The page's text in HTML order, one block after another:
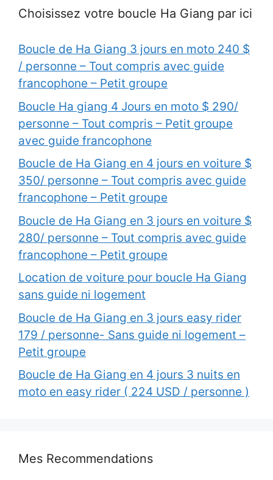
Choisissez votre boucle Ha Giang par ici
Boucle de Ha Giang 3 jours en moto 240 $
/ personne – Tout compris avec guide
francophone – Petit groupe
Boucle Ha giang 4 Jours en moto $ 290/
personne – Tout compris – Petit groupe
avec guide francophone
Boucle de Ha Giang en 4 jours en voiture $
350/ personne – Tout compris avec guide
francophone – Petit groupe
Boucle de Ha Giang en 3 jours en voiture $
280/ personne – Tout compris avec guide
francophone – Petit groupe
Location de voiture pour boucle Ha Giang
sans guide ni logement
Boucle de Ha Giang en 3 jours easy rider
179 / personne- Sans guide ni logement –
Petit groupe
Boucle de Ha Giang en 4 jours 3 nuits en
moto en easy rider ( 224 USD / personne )
Mes Recommendations